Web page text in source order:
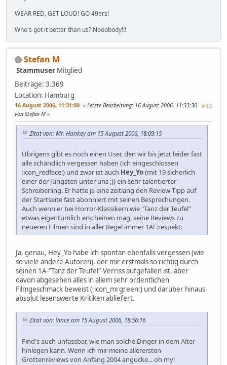
WEAR RED, GET LOUD! GO 49ers!
Who's got it better than us? Nooobody!!!
Stefan M
Stammuser Mitglied
Beiträge: 3.369
Location: Hamburg
16 August 2006, 11:31:00 #42
Letzte Bearbeitung: 16 August 2006, 11:33:30
von Stefan M
Zitat von: Mr. Hankey am 15 August 2006, 18:09:15
Übrigens gibt es noch einen User, den wir bis jetzt leider fast
alle schändlich vergessen haben (ich eingeschlossen
:icon_redface:) und zwar ist auch Hey_Yo(mit 19 sicherlich
einer der Jüngsten unter uns ;)) ein sehr talentierter
Schreiberling. Er hatte ja eine zeitlang den Review-Tipp auf
der Startseite fast abonniert mit seinen Besprechungen.
Auch wenn er bei Horror-Klassikern wie "Tanz der Teufel"
etwas eigentümlich erscheinen mag, seine Reviews zu
neueren Filmen sind in aller Regel immer 1A! :respekt:
Ja, genau, Hey_Yo habe ich spontan ebenfalls vergessen (wie
so viele andere Autoren), der mir erstmals so richtig durch
seinen 1A-"Tanz der Teufel"-Verriss aufgefallen ist, aber
davon abgesehen alles in allem sehr ordentlichen
Filmgeschmack beweist (:icon_mrgreen:) und darüber hinaus
absolut lesenswerte Kritiken abliefert.
Zitat von: Vince am 15 August 2006, 18:56:16
Find's auch unfassbar, wie man solche Dinger in dem Alter
hinlegen kann. Wenn ich mir meine allerersten
Grottenreviews von Anfang 2004 angucke... oh my!